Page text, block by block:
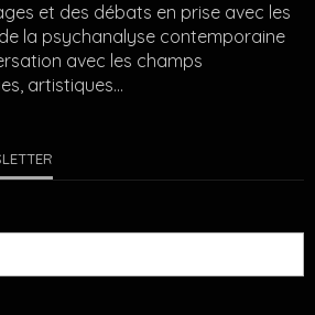
et des débats en prise avec les
la psychanalyse contemporaine
avec les champs
artistiques…